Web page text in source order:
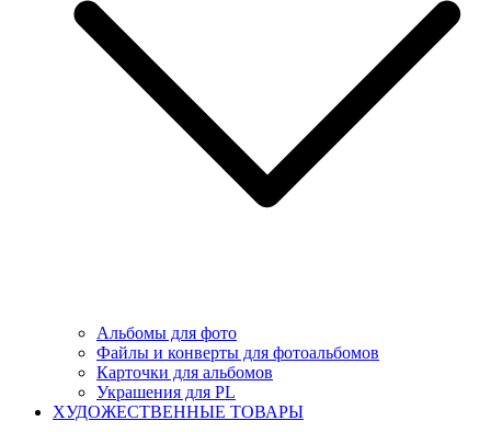
Альбомы для фото
Файлы и конверты для фотоальбомов
Карточки для альбомов
Украшения для PL
ХУДОЖЕСТВЕННЫЕ ТОВАРЫ